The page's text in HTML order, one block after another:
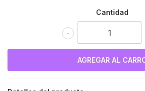
Cantidad
-